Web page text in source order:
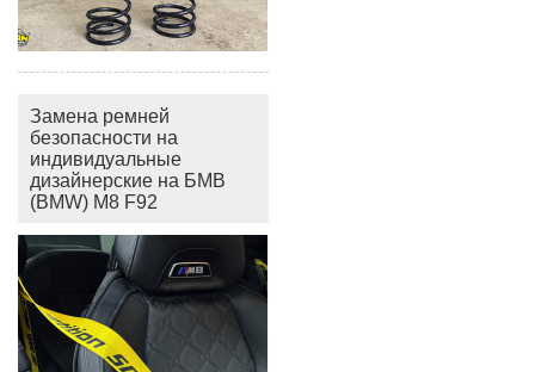
Замена ремней
безопасности на
индивидуальные
дизайнерские на БМВ
(BMW) M8 F92